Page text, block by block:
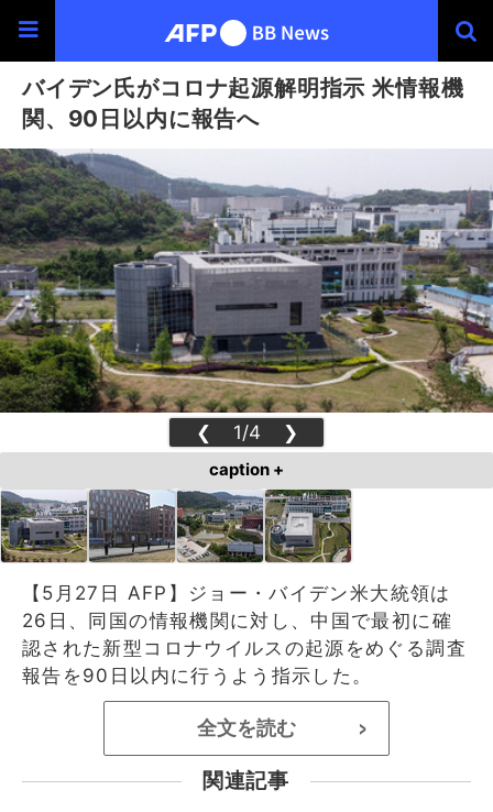
バイデン氏がコロナ起源解明指示 米情報機
関、90日以内に報告へ
❮ 1/4 ❯
caption +
【5月27日 AFP】ジョー・バイデン米大統領は
26日、同国の情報機関に対し、中国で最初に確
認された新型コロナウイルスの起源をめぐる調査
報告を90日以内に行うよう指示した。
全文を読む >
関連記事